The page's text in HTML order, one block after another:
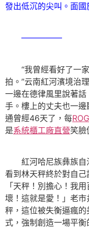
發出低沉的尖叫。面
—————
“我曾經看好了一家
拍。”云南紅河濱境治
一邊在德律風里說著
手。樓上的丈夫也一
通曾經46天了，每
是系統櫃工廠直營笑臉
紅河哈尼族彝族自
看到林天秤終於對自己
「天秤！別擔心！我
壞！這就是愛！」老
秤，這位被失衡逼瘋
式，強制創造一場平